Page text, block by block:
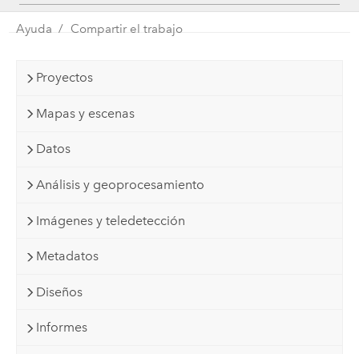
Ayuda Compartir el trabajo
Proyectos
Mapas y escenas
Datos
Análisis y geoprocesamiento
Imágenes y teledetección
Metadatos
Diseños
Informes